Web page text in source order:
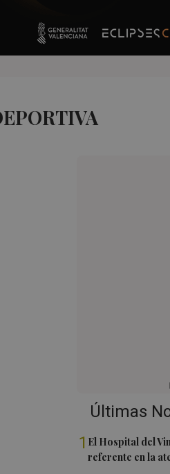
Últimas
1 El Hospital del
referente en la